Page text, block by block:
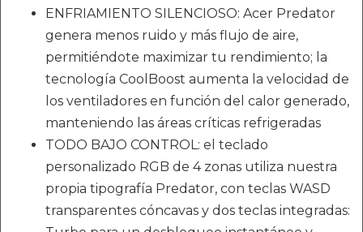
ENFRIAMIENTO SILENCIOSO: Acer Predator
genera menos ruido y más flujo de aire,
permitiéndote maximizar tu rendimiento; la
tecnología CoolBoost aumenta la velocidad de
los ventiladores en función del calor generado,
manteniendo las áreas críticas refrigeradas
TODO BAJO CONTROL: el teclado
personalizado RGB de 4 zonas utiliza nuestra
propia tipografía Predator, con teclas WASD
transparentes cóncavas y dos teclas integradas: